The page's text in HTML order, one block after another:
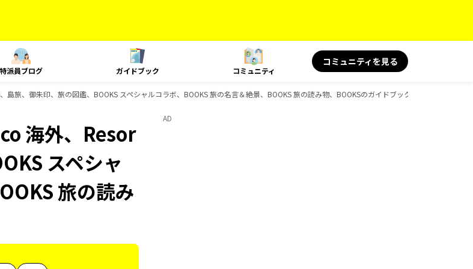
特派員ブログ ガイドブック コミュニティ
コミュニティを見る
旅、御朱印、旅の図鑑、BOOKS スペシャルコラボ、BOOKS 旅の名言＆絶景、BOOKS 旅の読み物、BOOKSのガイドブック一覧
海外、Resor
スペシャ
旅の読み
AD